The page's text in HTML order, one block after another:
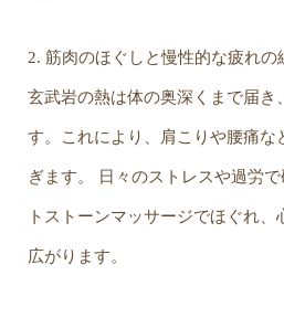
2. 筋肉のほぐしと慢性的な疲れの
玄武岩の熱は体の奥深くまで届き
す。これにより、肩こりや腰痛な
ぎます。 日々のストレスや過労
トストーンマッサージでほぐれ
広がります。